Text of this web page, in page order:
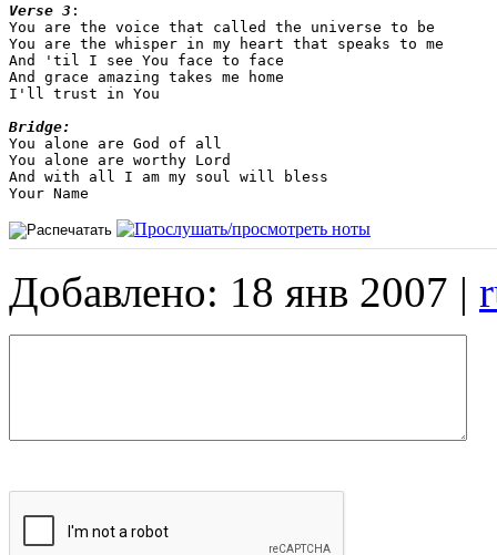
Verse 3 :
You are the voice that called the universe to be
You are the whisper in my heart that speaks to me
And 'til I see You face to face
And grace amazing takes me home
I'll trust in You
Bridge:
You alone are God of all
You alone are worthy Lord
And with all I am my soul will bless
Добавлено: 18 янв 2007 |